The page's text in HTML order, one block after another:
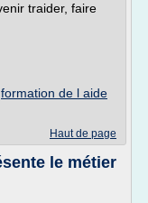
traider, faire
formation de l aide
Haut de page
le métier